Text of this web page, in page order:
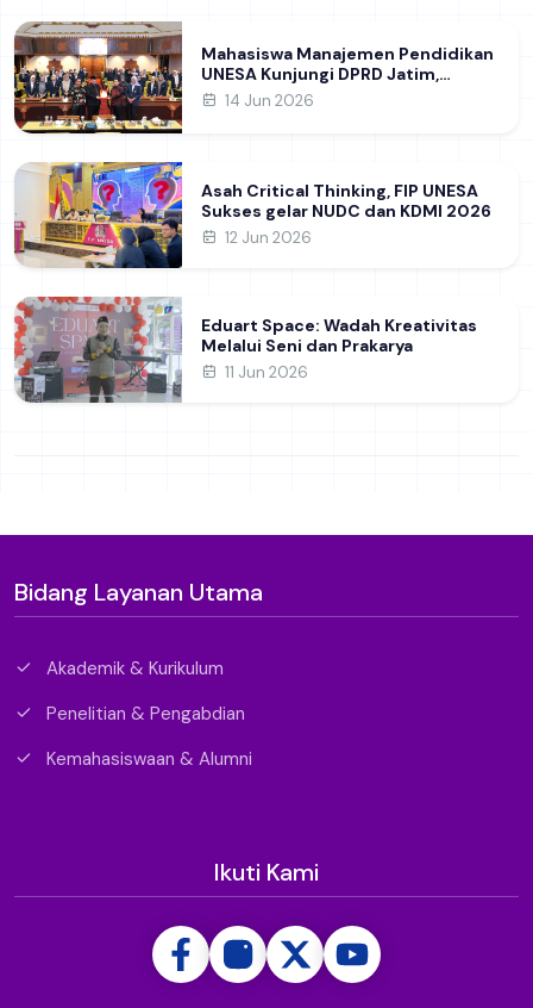
Mahasiswa Manajemen Pendidikan
UNESA Kunjungi DPRD Jatim,
Perdalam Pemahaman Kebijakan
14 Jun 2026
Asah Critical Thinking, FIP UNESA
Sukses gelar NUDC dan KDMI 2026
12 Jun 2026
Eduart Space: Wadah Kreativitas
Melalui Seni dan Prakarya
11 Jun 2026
Bidang Layanan Utama
Akademik & Kurikulum
Penelitian & Pengabdian
Kemahasiswaan & Alumni
Ikuti Kami